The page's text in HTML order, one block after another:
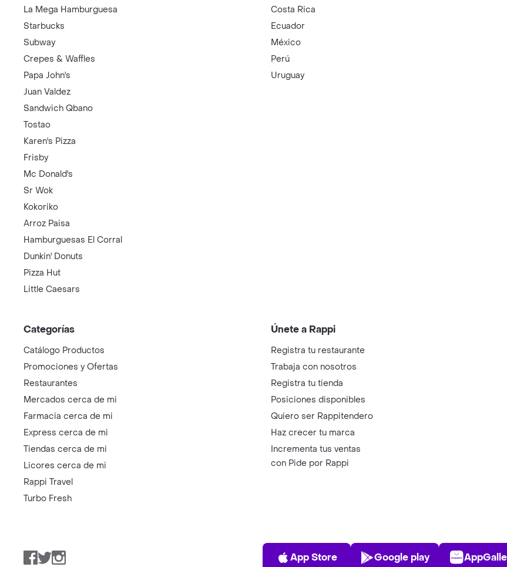
La Mega Hamburguesa
Starbucks
Subway
Crepes & Waffles
Papa John's
Juan Valdez
Sandwich Qbano
Tostao
Karen's Pizza
Frisby
Mc Donald's
Sr Wok
Kokoriko
Arroz Paisa
Hamburguesas El Corral
Dunkin' Donuts
Pizza Hut
Little Caesars
Costa Rica
Ecuador
México
Perú
Uruguay
Categorías
Catálogo Productos
Promociones y Ofertas
Restaurantes
Mercados cerca de mi
Farmacia cerca de mi
Express cerca de mi
Tiendas cerca de mi
Licores cerca de mi
Rappi Travel
Turbo Fresh
Únete a Rappi
Registra tu restaurante
Trabaja con nosotros
Registra tu tienda
Posiciones disponibles
Quiero ser Rappitendero
Haz crecer tu marca
Incrementa tus ventas
con Pide por Rappi
Facebook
TwitterInstagram
App Store
App Store
Play Store
Google play